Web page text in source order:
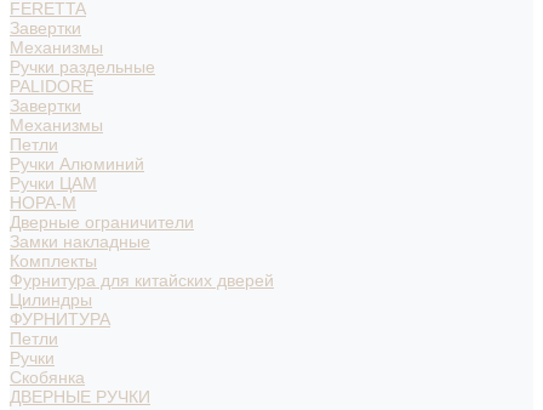
FERETTA
Завертки
Механизмы
Ручки раздельные
PALIDORE
Завертки
Механизмы
Петли
Ручки Алюминий
Ручки ЦАМ
НОРА-М
Дверные ограничители
Замки накладные
Комплекты
Фурнитура для китайских дверей
Цилиндры
ФУРНИТУРА
Петли
Ручки
Скобянка
ДВЕРНЫЕ РУЧКИ